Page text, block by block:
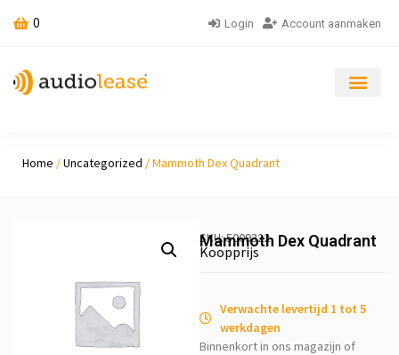
0 Login Account aanmaken
Home /Uncategorized / Mammoth Dex Quadrant
Mammoth Dex Quadrant
SKU: 5009322
Koopprijs
Verwachte levertijd 1 tot 5
werkdagen
Binnenkort in ons magazijn of